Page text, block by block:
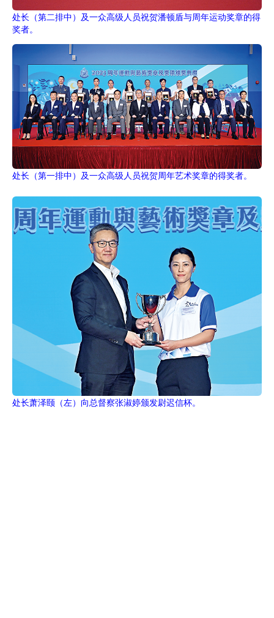
处长（第二排中）及一众高级人员祝贺潘顿盾与周年运动奖章的得
奖者。
处长（第一排中）及一众高级人员祝贺周年艺术奖章的得奖者。
处长萧泽颐（左）向总督察张淑婷颁发尉迟信杯。